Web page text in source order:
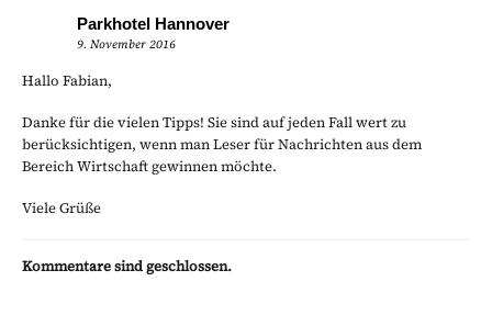
Parkhotel Hannover
9. November 2016
Hallo Fabian,
Danke für die vielen Tipps! Sie sind auf jeden Fall wert zu
berücksichtigen, wenn man Leser für Nachrichten aus dem
Bereich Wirtschaft gewinnen möchte.
Viele Grüße
Kommentare sind geschlossen.